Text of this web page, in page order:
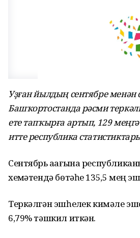
Уҙған йылдың сентябре
Башҡортостанда рәсми
ете тапҡырға артып, 129 меңгә
итте республика
Сентябрь аҙағына
хеҙмәтендә бөтәһе 135,5 мең
Теркәлгән эшһеҙлек кимәле
6,79% тәшкил иткән.